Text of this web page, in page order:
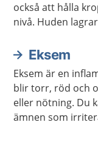
också att hålla
nivå. Huden
Eksem
Eksem är en
blir torr, röd och
eller nötning. Du
ämnen som